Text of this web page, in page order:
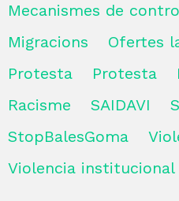
Mecanismes de
Migracions
Ofertes
Protesta
Protesta
Racisme
SAIDAVI
StopBalesGoma
Violencia institucional